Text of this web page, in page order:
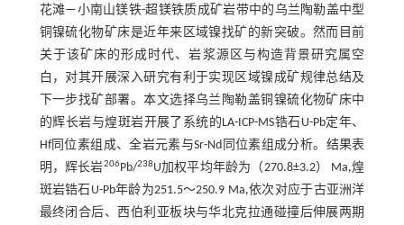
花滩—小南山镁铁-超镁铁质成矿岩带中的乌兰陶勒盖中型
铜镍硫化物矿床是近年来区域镍找矿的新突破。然而目前
关于该矿床的形成时代、岩浆源区与构造背景研究属空
白，对其开展深入研究有利于实现区域镍成矿规律总结及
下一步找矿部署。本文选择乌兰陶勒盖铜镍硫化物矿床中
的辉长岩与煌斑岩开展了系统的LA-ICP-MS锆石U-Pb定年、
Hf同位素组成、全岩元素与Sr-Nd同位素组成分析。结果表
明，辉长岩206Pb/238U加权平均年龄为（270.8±3.2） Ma,煌
斑岩锆石U-Pb年龄为251.5～250.9 Ma,依次对应于古亚洲洋
最终闭合后、西伯利亚板块与华北克拉通碰撞后伸展两期